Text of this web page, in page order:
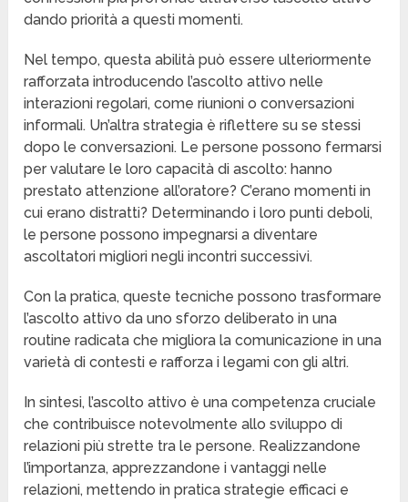
dando priorità a questi momenti.
Nel tempo, questa abilità può essere ulteriormente
rafforzata introducendo l’ascolto attivo nelle
interazioni regolari, come riunioni o conversazioni
informali. Un’altra strategia è riflettere su se stessi
dopo le conversazioni. Le persone possono fermarsi
per valutare le loro capacità di ascolto: hanno
prestato attenzione all’oratore? C’erano momenti in
cui erano distratti? Determinando i loro punti deboli,
le persone possono impegnarsi a diventare
ascoltatori migliori negli incontri successivi.
Con la pratica, queste tecniche possono trasformare
l’ascolto attivo da uno sforzo deliberato in una
routine radicata che migliora la comunicazione in una
varietà di contesti e rafforza i legami con gli altri.
In sintesi, l’ascolto attivo è una competenza cruciale
che contribuisce notevolmente allo sviluppo di
relazioni più strette tra le persone. Realizzandone
l’importanza, apprezzandone i vantaggi nelle
relazioni, mettendo in pratica strategie efficaci e